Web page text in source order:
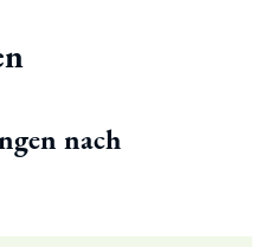
nach